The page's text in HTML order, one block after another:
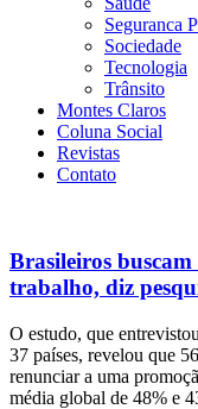
Seguranca
Sociedade
Tecnologia
Trânsito
Montes Claros
Coluna Social
Revistas
Contato
Brasileiros
trabalho, diz
O estudo, que
37 países, revelou que
renunciar a uma
média global de 48% e